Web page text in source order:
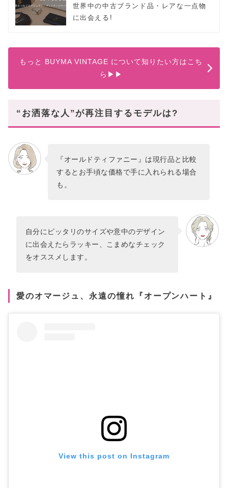
世界中の中古ブランド品・レアな一点物
に出会える!
もっと BUYMA VINTAGE について知りたい方はこち
ら▶︎▶︎
“お洒落な人”が再注目するモデルは?
『オールドティファニー』は現行品と比較
するとお手頃な価格で手に入れられる場合
も。
自分にピッタリのサイズや意中のデザイン
に出会えたらラッキー、こまめなチェック
をオススメします。
愛のオマージュ、永遠の憧れ『オープンハート』
View this post on Instagram